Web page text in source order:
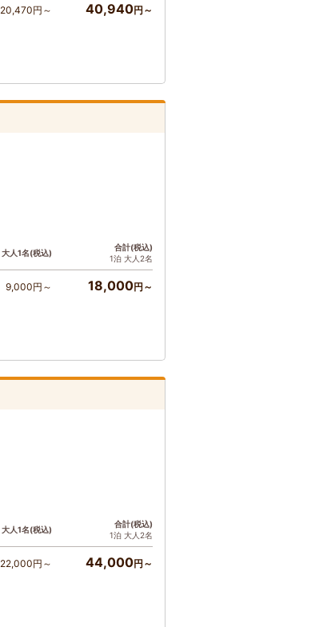
20,470円～ 40,940円～
大人1名(税込)
合計(税込)
1泊 大人2名
9,000円～ 18,000円～
大人1名(税込)
合計(税込)
1泊 大人2名
22,000円～ 44,000円～